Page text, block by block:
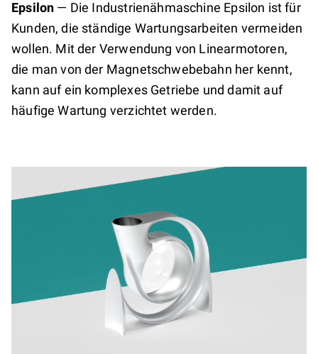
Epsilon — Die Industrienähmaschine Epsilon ist für
Kunden, die ständige Wartungsarbeiten vermeiden
wollen. Mit der Verwendung von Linearmotoren,
die man von der Magnetschwebebahn her kennt,
kann auf ein komplexes Getriebe und damit auf
häufige Wartung verzichtet werden.